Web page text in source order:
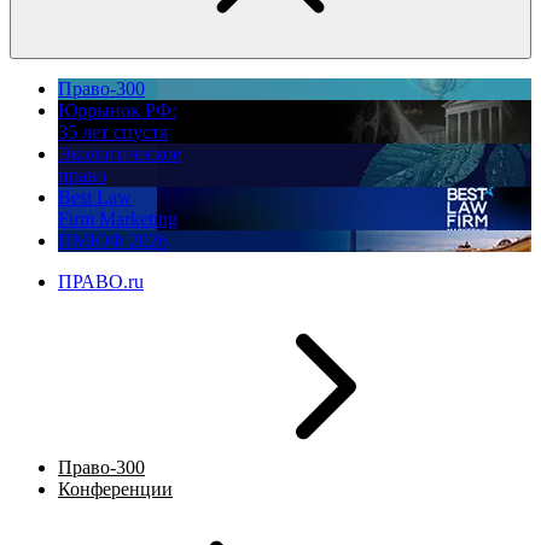
Право-300
Юррынок РФ:
35 лет спустя
Экологическое
право
Best Law
Firm Marketing
ПМЮФ 2026
ПРАВО.ru
Право-300
Конференции